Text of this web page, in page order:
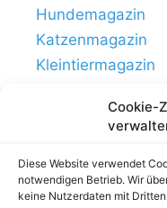
Cookie-
Diese Website verwendet
notwendigen Betrieb. Wir
keine Nutzerdaten mit
Hundemagazin
Katzenmagazin
Kleintiermagazin